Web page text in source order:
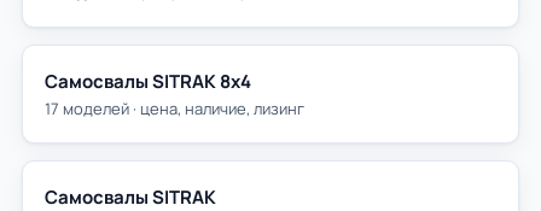
Самосвалы SITRAK 8х4
17 моделей · цена, наличие, лизинг
Самосвалы SITRAK